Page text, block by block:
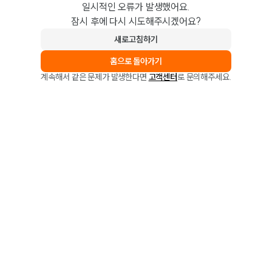
일시적인 오류가 발생했어요.
잠시 후에 다시 시도해주시겠어요?
새로고침하기
홈으로 돌아가기
계속해서 같은 문제가 발생한다면 고객센터로 문의해주세요.